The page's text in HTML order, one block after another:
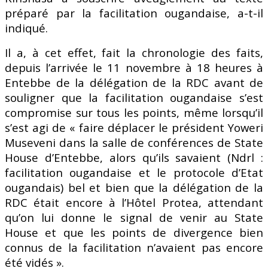
préparé par la facilitation ougandaise, a-t-il
indiqué.
Il a, à cet effet, fait la chronologie des faits,
depuis l’arrivée le 11 novembre à 18 heures à
Entebbe de la délégation de la RDC avant de
souligner que la facilitation ougandaise s’est
compromise sur tous les points, même lorsqu’il
s’est agi de « faire déplacer le président Yoweri
Museveni dans la salle de conférences de State
House d’Entebbe, alors qu’ils savaient (Ndrl :
facilitation ougandaise et le protocole d’Etat
ougandais) bel et bien que la délégation de la
RDC était encore à l’Hôtel Protea, attendant
qu’on lui donne le signal de venir au State
House et que les points de divergence bien
connus de la facilitation n’avaient pas encore
été vidés ».